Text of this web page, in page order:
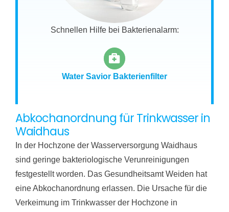
Schnellen Hilfe bei Bakterienalarm:
Water Savior Bakterienfilter
Abkochanordnung für Trinkwasser in
Waidhaus
In der Hochzone der Wasserversorgung Waidhaus
sind geringe bakteriologische Verunreinigungen
festgestellt worden. Das Gesundheitsamt Weiden hat
eine Abkochanordnung erlassen. Die Ursache für die
Verkeimung im Trinkwasser der Hochzone in